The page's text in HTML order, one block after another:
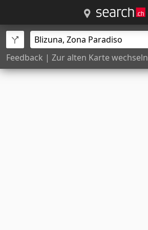
Feedback | Zur alten Karte wechseln